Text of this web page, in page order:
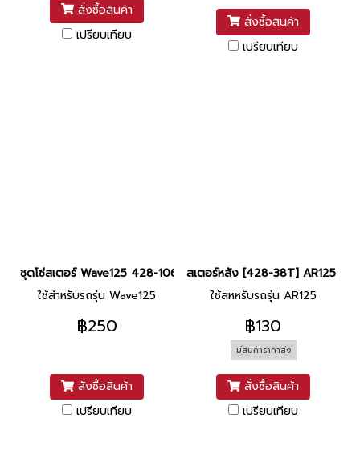
สั่งซื้อสินค้า
เปรียบเทียบ
สั่งซื้อสินค้า
เปรียบเทียบ
ชุดโซ่สเตอร์ Wave125 428-106L (14T/36T) ยี่ห้อ Dale
ใช้สำหรับรถรุ่น Wave125
฿250
สั่งซื้อสินค้า
เปรียบเทียบ
สเตอร์หลัง [428-38T] AR125 ยี่ห้อ
ใช้สหหรับรถรุ่น AR125
฿130
มีสินค้าราคาส่ง
สั่งซื้อสินค้า
เปรียบเทียบ